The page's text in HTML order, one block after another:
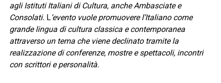
agli Istituti Italiani di Cultura, anche Ambasciate e
Consolati. L’evento vuole promuovere l’Italiano come
grande lingua di cultura classica e contemporanea
attraverso un tema che viene declinato tramite la
realizzazione di conferenze, mostre e spettacoli, incontri
con scrittori e personalità.